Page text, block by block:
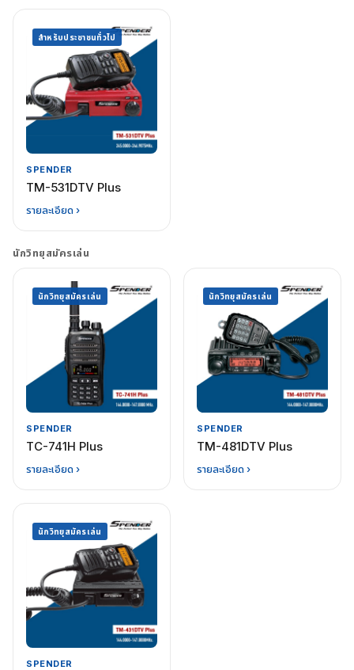
สำหรับประชาชนทั่วไป
SPENDER
TM-531DTV Plus
รายละเอียด ›
นักวิทยุสมัครเล่น
นักวิทยุสมัครเล่น
SPENDER
TC-741H Plus
รายละเอียด ›
นักวิทยุสมัครเล่น
SPENDER
TM-481DTV Plus
รายละเอียด ›
นักวิทยุสมัครเล่น
SPENDER